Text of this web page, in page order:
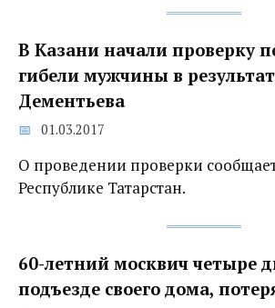
В Казани начали проверку
гибели мужчины в
Дементьева
01.03.2017
О проведении проверки
Республике Татарстан.
60-летний москвич четыре
подъезде своего дома,